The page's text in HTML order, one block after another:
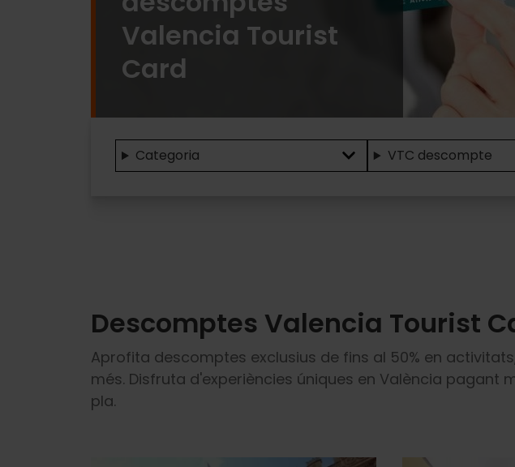
Valencia Tourist
Card
Valencia
Categoria VTC descompte
Descomptes Valencia Tourist
Aprofita descomptes exclusius de fins al 50% en
més. Disfruta d'experiències úniques en València
pla.